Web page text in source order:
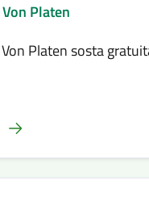
Platen
Platen sosta